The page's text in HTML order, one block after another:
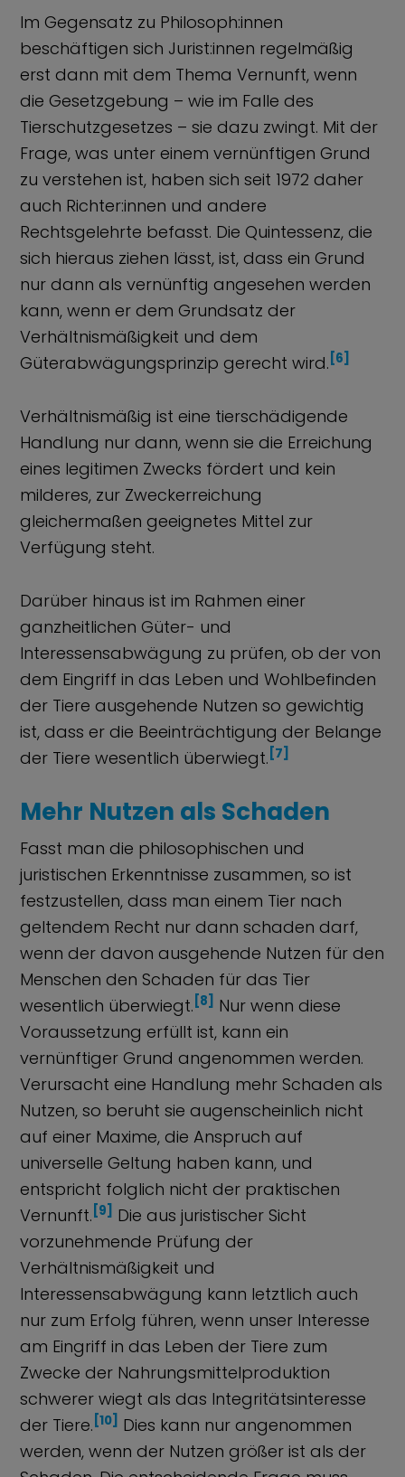
Im Gegensatz zu Philosoph:innen
beschäftigen sich Jurist:innen regelmäßig
erst dann mit dem Thema Vernunft, wenn
die Gesetzgebung – wie im Falle des
Tierschutzgesetzes – sie dazu zwingt. Mit der
Frage, was unter einem vernünftigen Grund
zu verstehen ist, haben sich seit 1972 daher
auch Richter:innen und andere
Rechtsgelehrte befasst. Die Quintessenz, die
sich hieraus ziehen lässt, ist, dass ein Grund
nur dann als vernünftig angesehen werden
kann, wenn er dem Grundsatz der
Verhältnismäßigkeit und dem
Güterabwägungsprinzip gerecht wird. [6]
Verhältnismäßig ist eine tierschädigende
Handlung nur dann, wenn sie die Erreichung
eines legitimen Zwecks fördert und kein
milderes, zur Zweckerreichung
gleichermaßen geeignetes Mittel zur
Verfügung steht.
Darüber hinaus ist im Rahmen einer
ganzheitlichen Güter- und
Interessensabwägung zu prüfen, ob der von
dem Eingriff in das Leben und Wohlbefinden
der Tiere ausgehende Nutzen so gewichtig
ist, dass er die Beeinträchtigung der Belange
der Tiere wesentlich überwiegt. [7]
Mehr Nutzen als Schaden
Fasst man die philosophischen und
juristischen Erkenntnisse zusammen, so ist
festzustellen, dass man einem Tier nach
geltendem Recht nur dann schaden darf,
wenn der davon ausgehende Nutzen für den
Menschen den Schaden für das Tier
wesentlich überwiegt. [8] Nur wenn diese
Voraussetzung erfüllt ist, kann ein
vernünftiger Grund angenommen werden.
Verursacht eine Handlung mehr Schaden als
Nutzen, so beruht sie augenscheinlich nicht
auf einer Maxime, die Anspruch auf
universelle Geltung haben kann, und
entspricht folglich nicht der praktischen
Vernunft. [9] Die aus juristischer Sicht
vorzunehmende Prüfung der
Verhältnismäßigkeit und
Interessensabwägung kann letztlich auch
nur zum Erfolg führen, wenn unser Interesse
am Eingriff in das Leben der Tiere zum
Zwecke der Nahrungsmittelproduktion
schwerer wiegt als das Integritätsinteresse
der Tiere. [10] Dies kann nur angenommen
werden, wenn der Nutzen größer ist als der